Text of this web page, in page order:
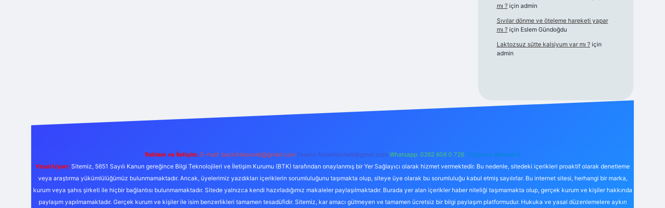
mı ?için admin
Sıvılar dönme ve öteleme hareketi yapar
mı ?için Eslem Gündoğdu
Laktozsuz sütte kalsiyum var mı ?için
admin
Reklam ve İletişim: E-mail: backlinkpaneli@gmail.com Teams: forumhizmeti@gmail.com Whatsapp: 0262 606 0 726 Telegram: @karabul
Yasal Uyarı: Sitemiz, 5651 Sayılı Kanun gereğince Bilgi Teknolojileri ve İletişim Kurumu (BTK) tarafından onaylanmış bir Yer Sağlayıcı olarak hizmet vermektedir. Bu nedenle, sitedeki içerikleri proaktif olarak denetleme
veya araştırma yükümlülüğümüz bulunmamaktadır. Ancak, üyelerimiz yazdıkları içeriklerin sorumluluğunu taşımakta olup, siteye üye olarak bu sorumluluğu kabul etmiş sayılırlar. Bu internet sitesi, herhangi bir marka,
kurum veya şahıs şirketi ile hiçbir bağlantısı bulunmamaktadır. Sitede yalnızca kendi hazırladığımız makaleler paylaşılmaktadır. Burada yer alan içerikler haber niteliği taşımamakta olup, gerçek kurum ve kişiler hakkında
paylaşım yapılmamaktadır. Gerçek kurum ve kişiler ile isim benzerlikleri tamamen tesadüfidir. Sitemiz, kar amacı gütmeyen ve tamamen ücretsiz bir bilgi paylaşım platformudur. Hukuka ve yasal düzenlemelere aykırı